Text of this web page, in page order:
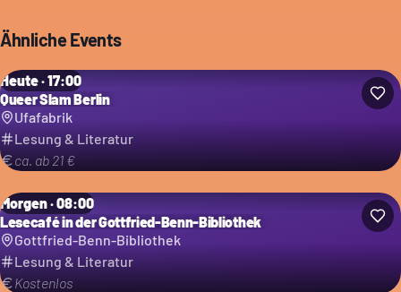
Ähnliche Events
Heute · 17:00
Queer Slam Berlin
Ufafabrik
Lesung & Literatur
ca. ab 21 €
Morgen · 08:00
Lesecafé in der Gottfried-Benn-Bibliothek
Gottfried-Benn-Bibliothek
Lesung & Literatur
Kostenlos